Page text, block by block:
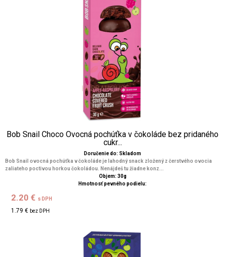
Bob Snail Choco Ovocná pochúťka v čokoláde bez pridaného
cukr...
Doručenie do: Skladom
Bob Snail ovocná pochúťka v čokoláde je lahodný snack zložený z čerstvého ovocia
zaliateho poctivou horkou čokoládou. Nenájdeš tu žiadne konz...
Objem: 30g
Hmotnosť pevného podielu:
2.20 € s DPH
1.79 € bez DPH